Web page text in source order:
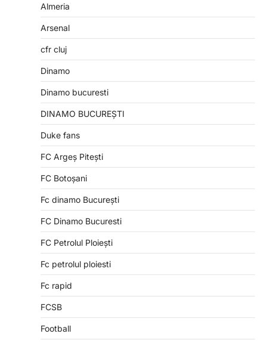
Almeria
Arsenal
cfr cluj
Dinamo
Dinamo bucuresti
DINAMO BUCUREȘTI
Duke fans
FC Argeș Pitești
FC Botoșani
Fc dinamo București
FC Dinamo Bucuresti
FC Petrolul Ploiești
Fc petrolul ploiesti
Fc rapid
FCSB
Football